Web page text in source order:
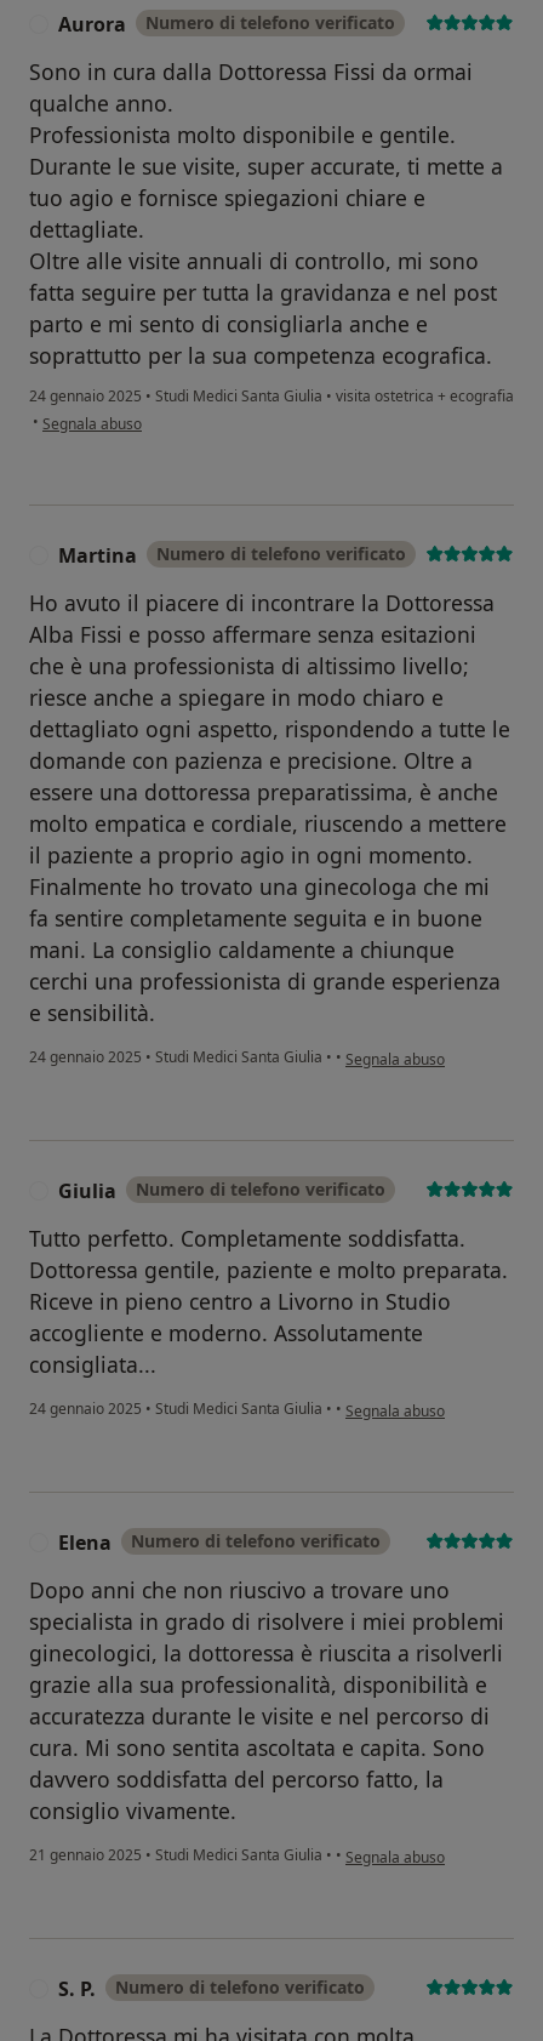
Aurora Numero di telefono verificato
Sono in cura dalla Dottoressa Fissi da ormai
qualche anno.
Professionista molto disponibile e gentile.
Durante le sue visite, super accurate, ti mette a
tuo agio e fornisce spiegazioni chiare e
dettagliate.
Oltre alle visite annuali di controllo, mi sono
fatta seguire per tutta la gravidanza e nel post
parto e mi sento di consigliarla anche e
soprattutto per la sua competenza ecografica.
24 gennaio 2025 • Studi Medici Santa Giulia • visita ostetrica + ecografia
• secondo l'opinione dell'utente Aurora
Segnala abuso
Martina Numero di telefono verificato
Ho avuto il piacere di incontrare la Dottoressa
Alba Fissi e posso affermare senza esitazioni
che è una professionista di altissimo livello;
riesce anche a spiegare in modo chiaro e
dettagliato ogni aspetto, rispondendo a tutte le
domande con pazienza e precisione. Oltre a
essere una dottoressa preparatissima, è anche
molto empatica e cordiale, riuscendo a mettere
il paziente a proprio agio in ogni momento.
Finalmente ho trovato una ginecologa che mi
fa sentire completamente seguita e in buone
mani. La consiglio caldamente a chiunque
cerchi una professionista di grande esperienza
e sensibilità.
24 gennaio 2025 • Studi Medici Santa Giulia • • secondo l'opinione
Segnala abuso
Giulia Numero di telefono verificato
Tutto perfetto. Completamente soddisfatta.
Dottoressa gentile, paziente e molto preparata.
Riceve in pieno centro a Livorno in Studio
accogliente e moderno. Assolutamente
consigliata...
24 gennaio 2025 • Studi Medici Santa Giulia • • secondo l'opinione
Segnala abuso
Elena Numero di telefono verificato
Dopo anni che non riuscivo a trovare uno
specialista in grado di risolvere i miei problemi
ginecologici, la dottoressa è riuscita a risolverli
grazie alla sua professionalità, disponibilità e
accuratezza durante le visite e nel percorso di
cura. Mi sono sentita ascoltata e capita. Sono
davvero soddisfatta del percorso fatto, la
consiglio vivamente.
21 gennaio 2025 • Studi Medici Santa Giulia • • secondo l'opinione
Segnala abuso
S. P. Numero di telefono verificato